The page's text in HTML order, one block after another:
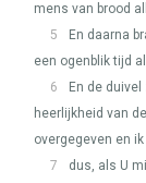
mens van brood
5
En daarna
een ogenblik tijd
6
En de
heerlijkheid van
overgegeven en
7
dus, als U